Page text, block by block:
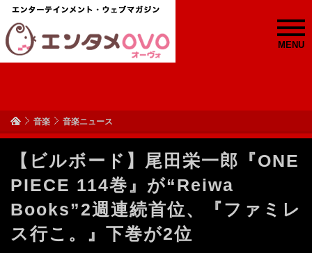
MENU
音楽 音楽ニュース
【ビルボード】尾田栄一郎『ONE
PIECE 114巻』が“Reiwa
Books”2週連続首位、『ファミレ
ス行こ。』下巻が2位